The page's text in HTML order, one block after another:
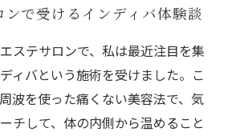
で受けるインディバ体験談
ステサロンで、私は最近注目を集
ィバという施術を受けました。こ
波を使った痛くない美容法で、気
チして、体の内側から温めること